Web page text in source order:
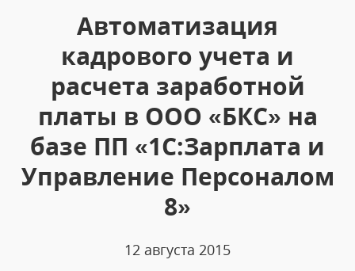
Автоматизация
кадрового учета и
расчета заработной
платы в ООО «БКС» на
базе ПП «1С:Зарплата и
Управление Персоналом
8»
12 августа 2015